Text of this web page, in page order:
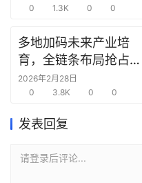
商
机
圈
0
1.3K 0 0
多地加码未来产业培
育，全链条布局抢占新
赛道先机
2026年2月28日
0
3.8K 0 0
发表回复
请登录后评论...